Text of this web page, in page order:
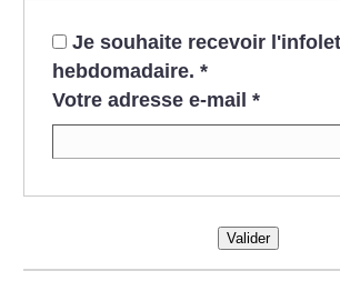
Je souhaite recevoir
hebdomadaire. *
Votre adresse e-mail *
Valider